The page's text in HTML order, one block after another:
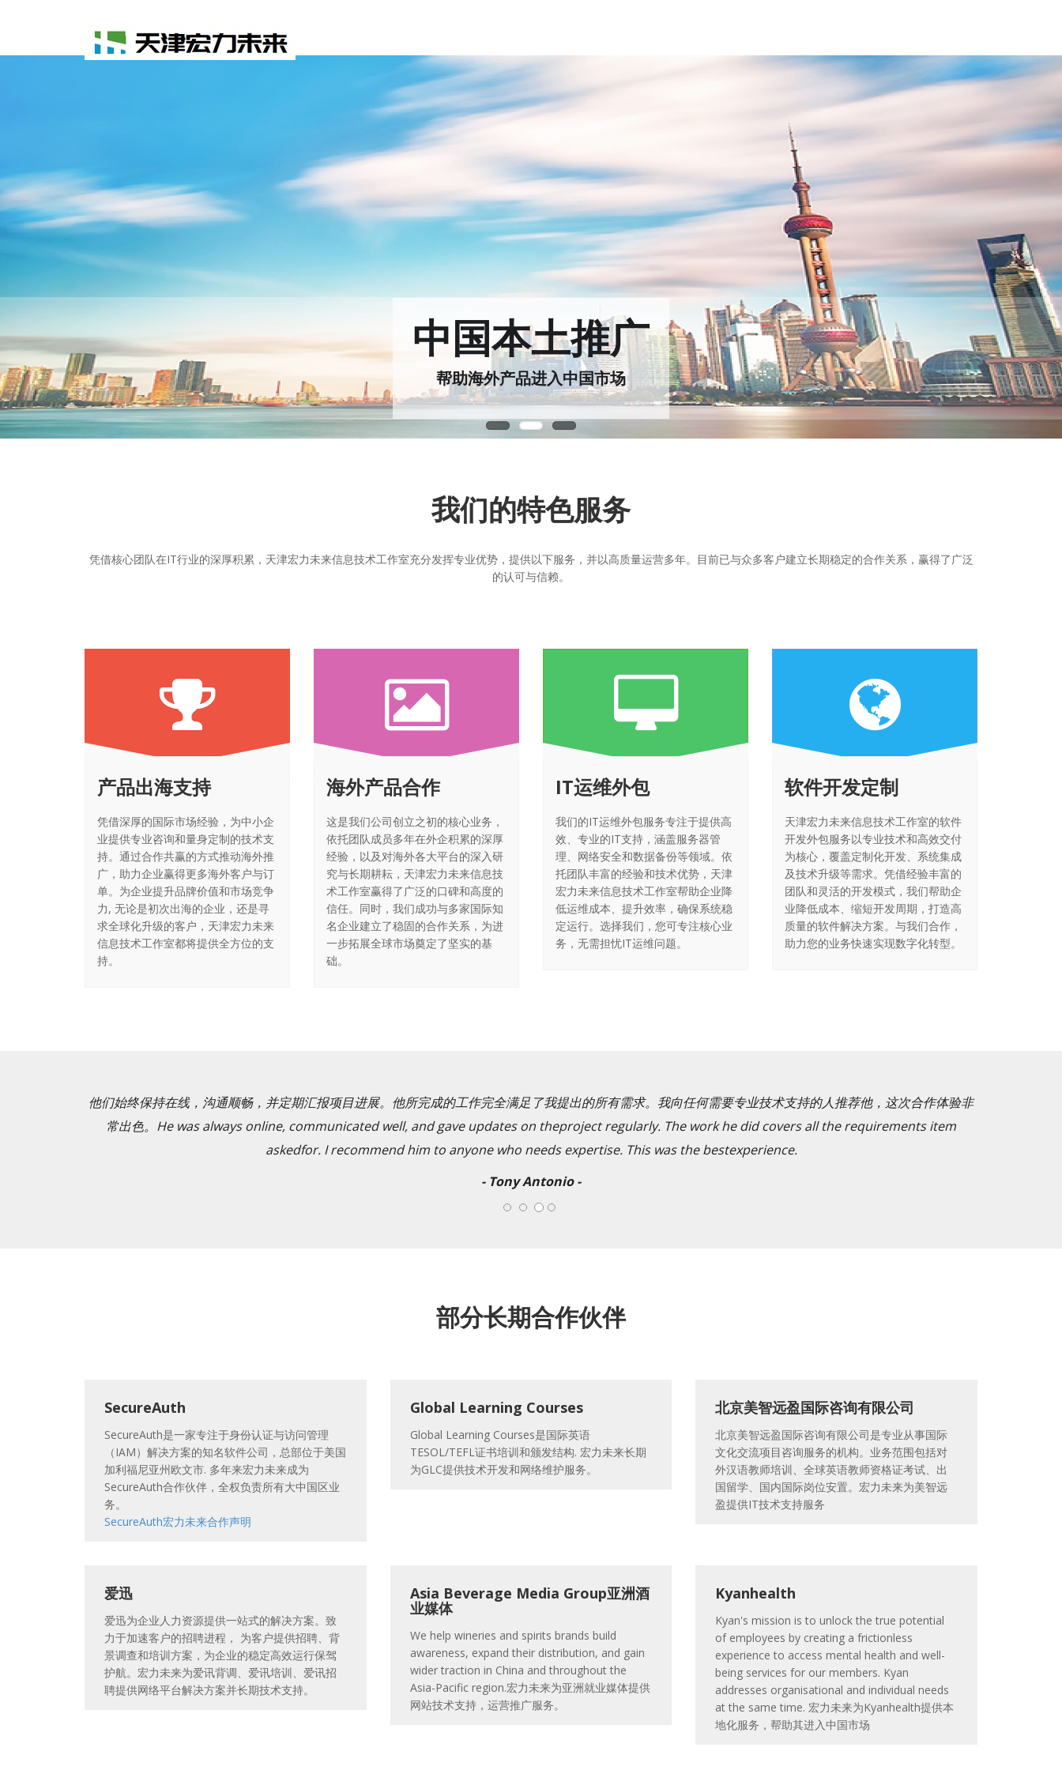
中国本土推广
帮助海外产品进入中国市场
我们的特色服务
凭借核心团队在IT行业的深厚积累，天津宏力未来信息技术工作室充分发挥专业优势，提供以下服务，并以高质量运营多年。目前已与众多客户建立长期稳定的合作关系，赢得了广泛
的认可与信赖。
产品出海支持
凭借深厚的国际市场经验，为中小企
业提供专业咨询和量身定制的技术支
持。通过合作共赢的方式推动海外推
广，助力企业赢得更多海外客户与订
单。为企业提升品牌价值和市场竞争
力, 无论是初次出海的企业，还是寻
求全球化升级的客户，天津宏力未来
信息技术工作室都将提供全方位的支
持。
海外产品合作
这是我们公司创立之初的核心业务，
依托团队成员多年在外企积累的深厚
经验，以及对海外各大平台的深入研
究与长期耕耘，天津宏力未来信息技
术工作室赢得了广泛的口碑和高度的
信任。同时，我们成功与多家国际知
名企业建立了稳固的合作关系，为进
一步拓展全球市场奠定了坚实的基
础。
IT运维外包
我们的IT运维外包服务专注于提供高
效、专业的IT支持，涵盖服务器管
理、网络安全和数据备份等领域。依
托团队丰富的经验和技术优势，天津
宏力未来信息技术工作室帮助企业降
低运维成本、提升效率，确保系统稳
定运行。选择我们，您可专注核心业
务，无需担忧IT运维问题。
软件开发定制
天津宏力未来信息技术工作室的软件
开发外包服务以专业技术和高效交付
为核心，覆盖定制化开发、系统集成
及技术升级等需求。凭借经验丰富的
团队和灵活的开发模式，我们帮助企
业降低成本、缩短开发周期，打造高
质量的软件解决方案。与我们合作，
助力您的业务快速实现数字化转型。
他们始终保持在线，沟通顺畅，并定期汇报项目进展。他所完成的工作完全满足了我提出的所有需求。我向任何需要专业技术支持的人推荐他，这次合作体验非
常出色。He was always online, communicated well, and gave updates on theproject regularly. The work he did covers all the requirements item
askedfor. I recommend him to anyone who needs expertise. This was the bestexperience.
- Tony Antonio -
部分长期合作伙伴
SecureAuth
SecureAuth是一家专注于身份认证与访问管理
（IAM）解决方案的知名软件公司，总部位于美国
加利福尼亚州欧文市. 多年来宏力未来成为
SecureAuth合作伙伴，全权负责所有大中国区业
务。
SecureAuth宏力未来合作声明
Global Learning Courses
Global Learning Courses是国际英语
TESOL/TEFL证书培训和颁发结构. 宏力未来长期
为GLC提供技术开发和网络维护服务。
北京美智远盈国际咨询有限公司
北京美智远盈国际咨询有限公司是专业从事国际
文化交流项目咨询服务的机构。业务范围包括对
外汉语教师培训、全球英语教师资格证考试、出
国留学、国内国际岗位安置。宏力未来为美智远
盈提供IT技术支持服务
爱迅
爱迅为企业人力资源提供一站式的解决方案。致
力于加速客户的招聘进程， 为客户提供招聘、背
景调查和培训方案，为企业的稳定高效运行保驾
护航。宏力未来为爱讯背调、爱讯培训、爱讯招
聘提供网络平台解决方案并长期技术支持。
Asia Beverage Media Group亚洲酒
业媒体
We help wineries and spirits brands build
awareness, expand their distribution, and gain
wider traction in China and throughout the
Asia-Pacific region.宏力未来为亚洲就业媒体提供
网站技术支持，运营推广服务。
Kyanhealth
Kyan's mission is to unlock the true potential
of employees by creating a frictionless
experience to access mental health and well-
being services for our members. Kyan
addresses organisational and individual needs
at the same time. 宏力未来为Kyanhealth提供本
地化服务，帮助其进入中国市场